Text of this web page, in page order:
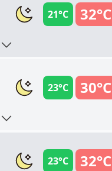
32°C
21°C
30°C
23°C
32°C
23°C